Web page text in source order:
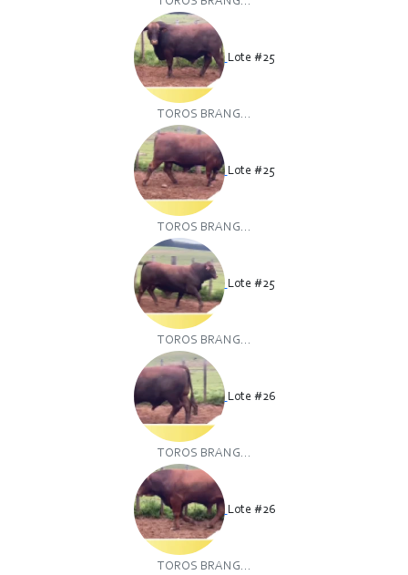
Lote #25
TOROS BRANG...
Lote #25
TOROS BRANG...
Lote #25
TOROS BRANG...
Lote #26
TOROS BRANG...
Lote #26
TOROS BRANG...